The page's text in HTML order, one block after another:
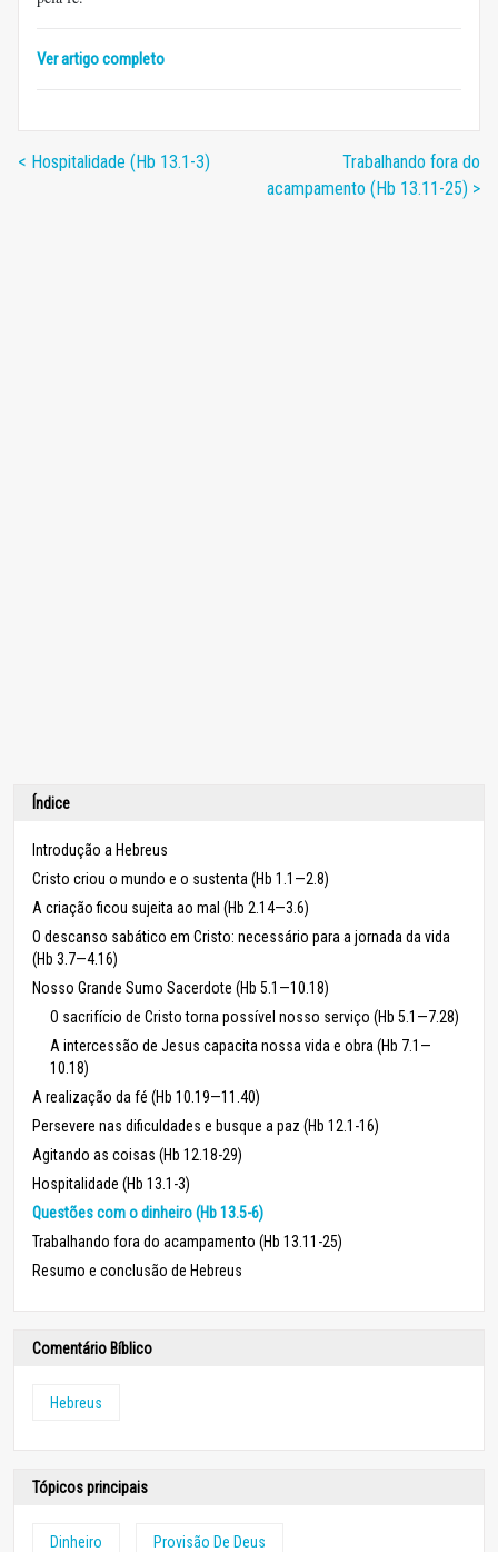
Ver artigo completo
< Hospitalidade (Hb 13.1-3)
Trabalhando fora do
acampamento (Hb 13.11-25) >
Índice
Introdução a Hebreus
Cristo criou o mundo e o sustenta (Hb 1.1—2.8)
A criação ficou sujeita ao mal (Hb 2.14—3.6)
O descanso sabático em Cristo: necessário para a jornada da vida
(Hb 3.7—4.16)
Nosso Grande Sumo Sacerdote (Hb 5.1—10.18)
O sacrifício de Cristo torna possível nosso serviço (Hb 5.1—7.28)
A intercessão de Jesus capacita nossa vida e obra (Hb 7.1—
10.18)
A realização da fé (Hb 10.19—11.40)
Persevere nas dificuldades e busque a paz (Hb 12.1-16)
Agitando as coisas (Hb 12.18-29)
Hospitalidade (Hb 13.1-3)
Questões com o dinheiro (Hb 13.5-6)
Trabalhando fora do acampamento (Hb 13.11-25)
Resumo e conclusão de Hebreus
Comentário Bíblico
Hebreus
Tópicos principais
Dinheiro Provisão De Deus